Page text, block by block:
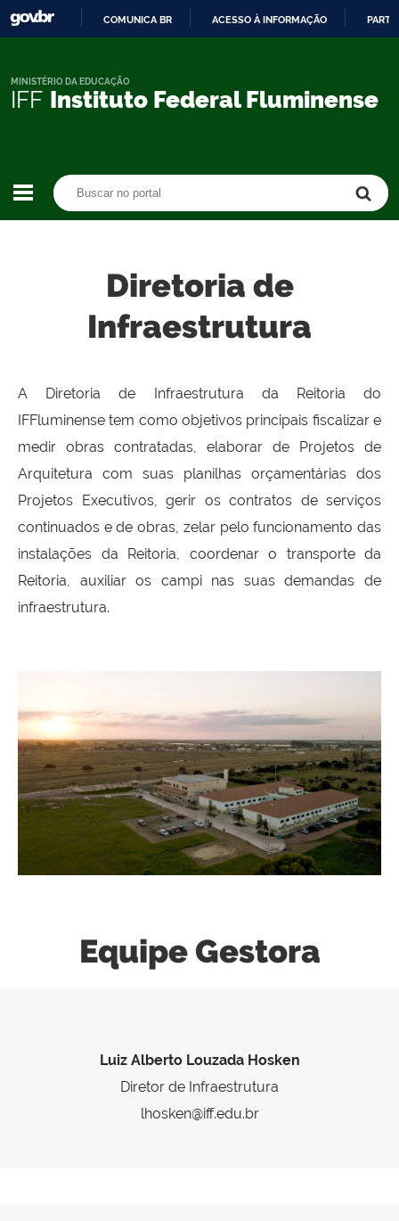
CONTEÚDO
COMUNICA BR ACESSO À INFORMAÇÃO
IFF Instituto Federal Fluminense
MINISTÉRIO DA EDUCAÇÃO
Diretoria de
Infraestrutura
A Diretoria de Infraestrutura da Reitoria do
IFFluminense tem como objetivos principais fiscalizar e
medir obras contratadas, elaborar de Projetos de
Arquitetura com suas planilhas orçamentárias dos
Projetos Executivos, gerir os contratos de serviços
continuados e de obras, zelar pelo funcionamento das
instalações da Reitoria, coordenar o transporte da
Reitoria, auxiliar os campi nas suas demandas de
infraestrutura.
Equipe Gestora
Luiz Alberto Louzada Hosken
Diretor de Infraestrutura
lhosken@iff.edu.br